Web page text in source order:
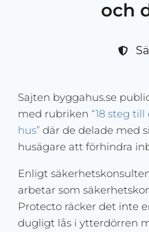
och
Sajten byggahus.se
med rubriken “18 steg
hus”där de delade med
husägare att förhindra
Enligt
arbetar som
Protecto räcker det inte
dugligt lås i ytterdörren